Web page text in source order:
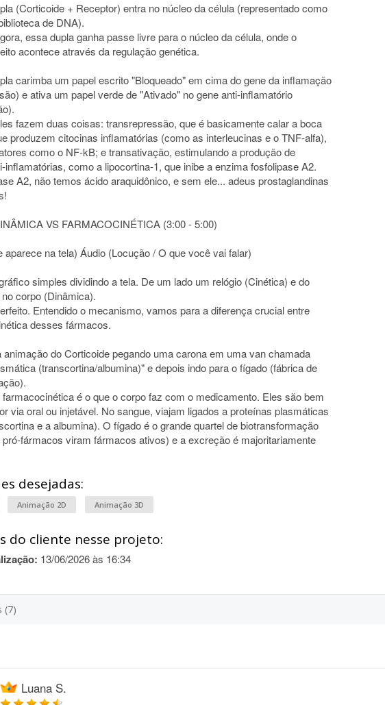
(Corticoide + Receptor) entra no núcleo da célula (representado como
de DNA).
essa dupla ganha passe livre para o núcleo da célula, onde o
acontece através da regulação genética.
carimba um papel escrito "Bloqueado" em cima do gene da inflamação
e ativa um papel verde de "Ativado" no gene anti-inflamatório
fazem duas coisas: transrepressão, que é basicamente calar a boca
produzem citocinas inflamatórias (como as interleucinas e o TNF-alfa),
como o NF-kB; e transativação, estimulando a produção de
inflamatórias, como a lipocortina-1, que inibe a enzima fosfolipase A2.
A2, não temos ácido araquidônico, e sem ele... adeus prostaglandinas
VS FARMACOCINÉTICA (3:00 - 5:00)
aparece na tela) Áudio (Locução / O que você vai falar)
simples dividindo a tela. De um lado um relógio (Cinética) e do
corpo (Dinâmica).
Entendido o mecanismo, vamos para a diferença crucial entre
desses fármacos.
animação do Corticoide pegando uma carona em uma van chamada
(transcortina/albumina)" e depois indo para o fígado (fábrica de
é o que o corpo faz com o medicamento. Eles são bem
via oral ou injetável. No sangue, viajam ligados a proteínas plasmáticas
e a albumina). O fígado é o grande quartel de biotransformação
pró-fármacos viram fármacos ativos) e a excreção é majoritariamente
desejadas:
Animação 2D Animação 3D
do cliente nesse projeto:
13/06/2026 às 16:34
(7)
Luana S.